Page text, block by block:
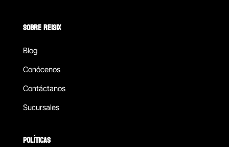
SOBRE REISIX
Blog
Conócenos
Contáctanos
Sucursales
POLÍTICAS